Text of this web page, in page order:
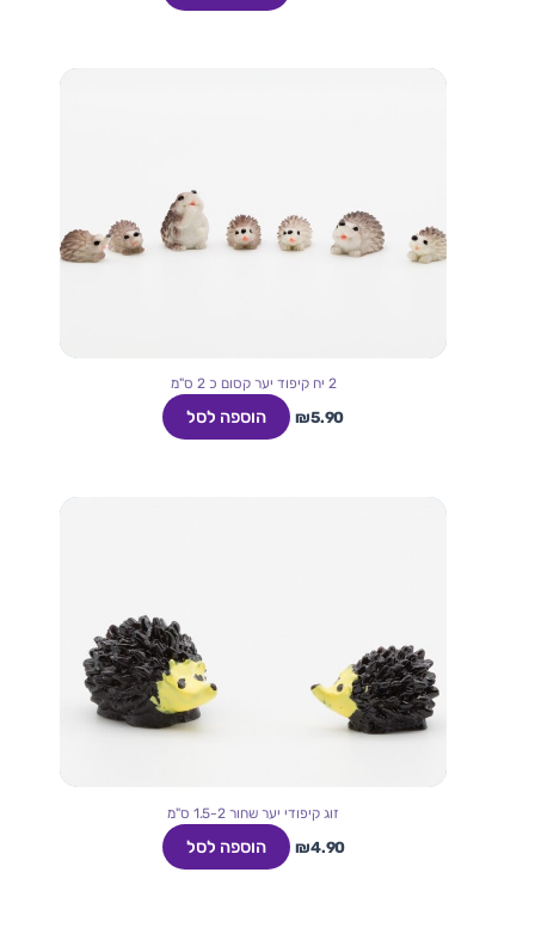
2 יח קיפוד יער קסום כ 2 ס"מ
₪5.90 הוספה לסל
זוג קיפודי יער שחור 1.5-2 ס"מ
₪4.90 הוספה לסל